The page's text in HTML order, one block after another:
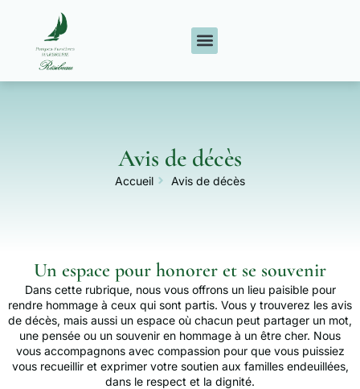
Avis de décès
Accueil Avis de décès
Un espace pour honorer et se souvenir
Dans cette rubrique, nous vous offrons un lieu paisible pour
rendre hommage à ceux qui sont partis. Vous y trouverez les avis
de décès, mais aussi un espace où chacun peut partager un mot,
une pensée ou un souvenir en hommage à un être cher. Nous
vous accompagnons avec compassion pour que vous puissiez
vous recueillir et exprimer votre soutien aux familles endeuillées,
dans le respect et la dignité.